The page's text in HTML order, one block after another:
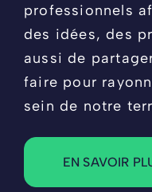
professionnels
des idées, des
aussi de
faire pour
sein de notre
EN SAVOIR